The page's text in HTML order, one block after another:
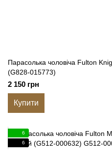
Парасолька чоловіча Fulton
(G828-015773)
2 150 грн
Купити
6
6